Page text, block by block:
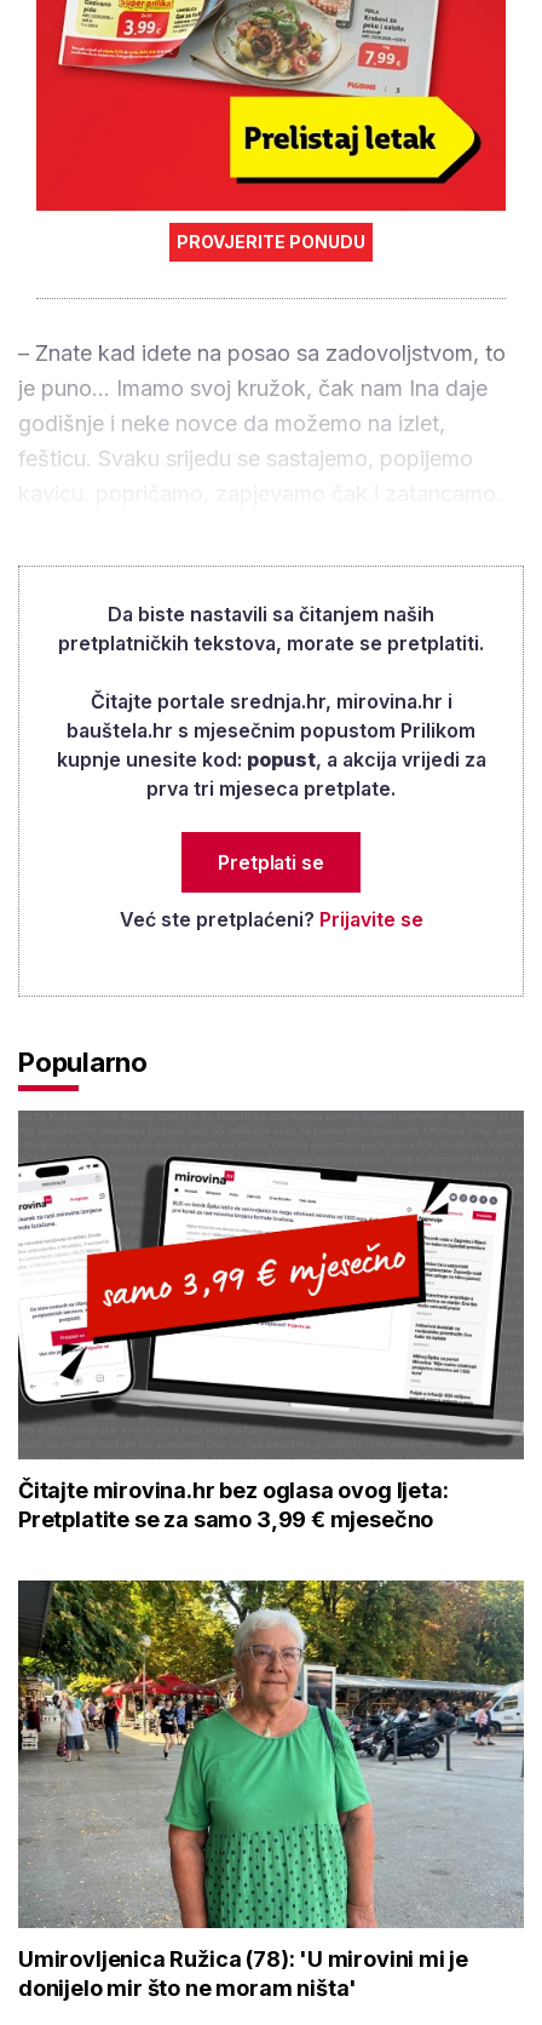
PROVJERITE PONUDU
– Znate kad idete na posao sa zadovoljstvom, to
je puno... Imamo svoj kružok, čak nam Ina daje
godišnje i neke novce da možemo na izlet,
fešticu. Svaku srijedu se sastajemo, popijemo
do 100 godina još ima vremena... Danas mladi
više mijenjaju poslove. Život je takav, ne možeš se
usidriti na jednom mjestu kako je nekad bilo tako
da je lako, nije, ali Bože moj, takva su vremena
došla. Bilo mi je teško otići s posla, ali odlazila
sam koliko-toliko zdrava, znala sam da imam
sigurnost i svoju penziju, sve to skupa i djeci sam
pomogla, unucima, ispričala nam je Božica.
Da biste nastavili sa čitanjem naših
pretplatničkih tekstova, morate se pretplatiti.
Čitajte portale srednja.hr, mirovina.hr i
bauštela.hr s mjesečnim popustom Prilikom
kupnje unesite kod: popust, a akcija vrijedi za
prva tri mjeseca pretplate.
Pretplati se
Već ste pretplaćeni? Prijavite se
Popularno
Čitajte mirovina.hr bez oglasa ovog ljeta:
Pretplatite se za samo 3,99 € mjesečno
Umirovljenica Ružica (78): 'U mirovini mi je
donijelo mir što ne moram ništa'